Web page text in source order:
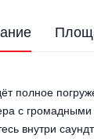
полное
с громадными
внутри